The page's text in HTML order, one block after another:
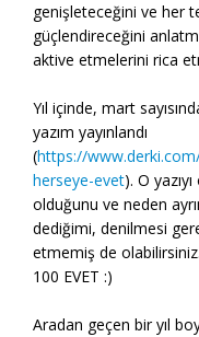
genişleteceğini ve her
güçlendireceğini
aktive etmelerini rica
Yıl içinde, mart
yazım yayınlandı
(https://
herseye-evet). O
olduğunu ve neden
dediğimi, denilmesi
etmemiş de
100 EVET :)
Aradan geçen bir yıl